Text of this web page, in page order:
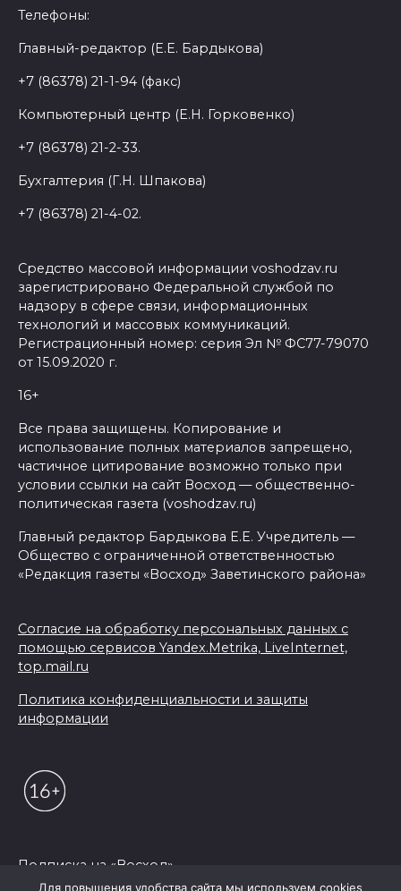
Телефоны:
Главный-редактор (Е.Е. Бардыкова)
+7 (86378) 21-1-94 (факс)
Компьютерный центр (Е.Н. Горковенко)
+7 (86378) 21-2-33.
Бухгалтерия (Г.Н. Шпакова)
+7 (86378) 21-4-02.
Средство массовой информации voshodzav.ru
зарегистрировано Федеральной службой по
надзору в сфере связи, информационных
технологий и массовых коммуникаций.
Регистрационный номер: серия Эл № ФС77-79070
от 15.09.2020 г.
16+
Все права защищены. Копирование и
использование полных материалов запрещено,
частичное цитирование возможно только при
условии ссылки на сайт Восход — общественно-
политическая газета (voshodzav.ru)
Главный редактор Бардыкова Е.Е. Учредитель —
Общество с ограниченной ответственностью
«Редакция газеты «Восход» Заветинского района»
Согласие на обработку персональных данных с
помощью сервисов Yandex.Metrika, LiveInternet,
top.mail.ru
Политика конфиденциальности и защиты
информации
Подписка на «Восход»
Для повышения удобства сайта мы используем cookies